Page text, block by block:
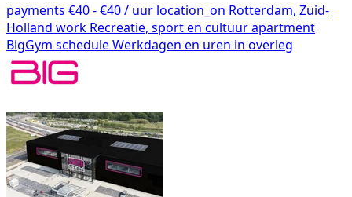
payments €40 - €40 / uur location_on Rotterdam, Zuid-
Holland work Recreatie, sport en cultuurapartment
BigGym scheduleWerkdagen en uren in overleg